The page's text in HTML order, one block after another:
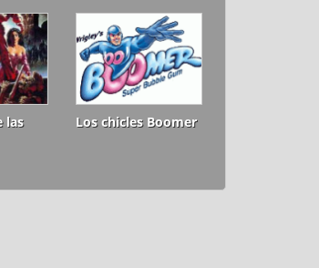
las
Los chicles Boomer